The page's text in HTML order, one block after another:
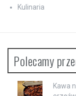
Kulinaria
Polecamy
Kawa